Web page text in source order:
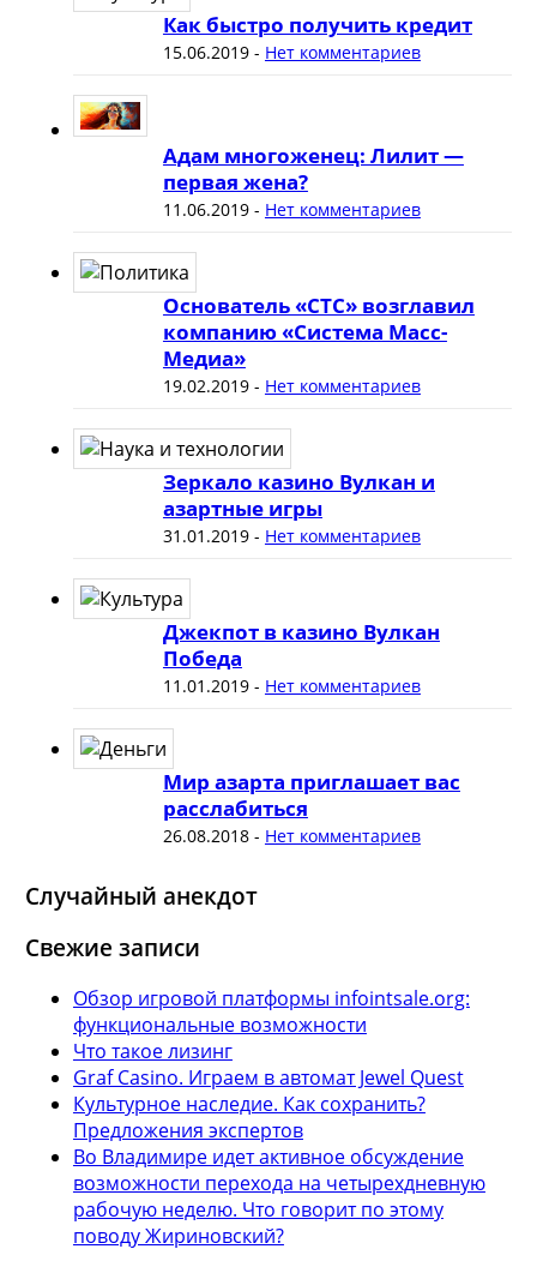
Как быстро получить кредит
15.06.2019- Нет комментариев
Адам многоженец: Лилит —
первая жена?
11.06.2019- Нет комментариев
Основатель «СТС» возглавил
компанию «Система Масс-
Медиа»
19.02.2019- Нет комментариев
Зеркало казино Вулкан и
азартные игры
31.01.2019- Нет комментариев
Джекпот в казино Вулкан
Победа
11.01.2019- Нет комментариев
Мир азарта приглашает вас
расслабиться
26.08.2018- Нет комментариев
Случайный анекдот
Свежие записи
Обзор игровой платформы infointsale.org:
функциональные возможности
Что такое лизинг
Graf Casino. Играем в автомат Jewel Quest
Культурное наследие. Как сохранить?
Предложения экспертов
Во Владимире идет активное обсуждение
возможности перехода на четырехдневную
рабочую неделю. Что говорит по этому
поводу Жириновский?